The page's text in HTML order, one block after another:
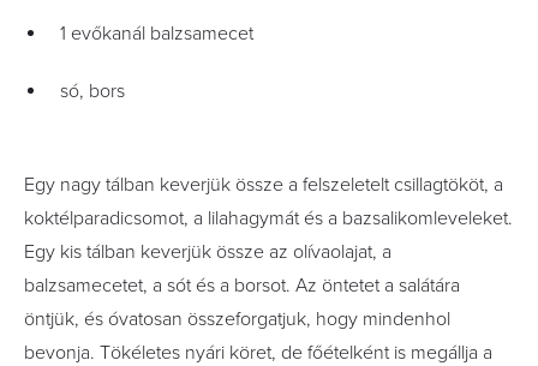
1 evőkanál balzsamecet
só, bors
Egy nagy tálban keverjük össze a felszeletelt csillagtököt, a
koktélparadicsomot, a lilahagymát és a bazsalikomleveleket.
Egy kis tálban keverjük össze az olívaolajat, a
balzsamecetet, a sót és a borsot. Az öntetet a salátára
öntjük, és óvatosan összeforgatjuk, hogy mindenhol
bevonja. Tökéletes nyári köret, de főételként is megállja a